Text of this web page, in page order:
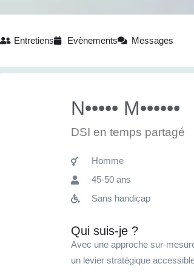
Entretiens Evènements Messages
N••••• M••••••
DSI en temps partagé
Homme
45-50 ans
Sans handicap
Qui suis-je ?
Avec une approche sur-
un levier stratégique